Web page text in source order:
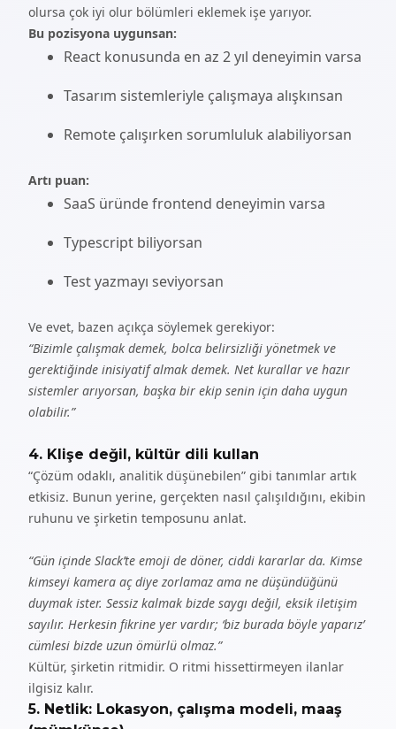
olursa çok iyi olur bölümleri eklemek işe yarıyor.
Bu pozisyona uygunsan:
React konusunda en az 2 yıl deneyimin varsa
Tasarım sistemleriyle çalışmaya alışkınsan
Remote çalışırken sorumluluk alabiliyorsan
Artı puan:
SaaS üründe frontend deneyimin varsa
Typescript biliyorsan
Test yazmayı seviyorsan
Ve evet, bazen açıkça söylemek gerekiyor:
“Bizimle çalışmak demek, bolca belirsizliği yönetmek ve
gerektiğinde inisiyatif almak demek. Net kurallar ve hazır
sistemler arıyorsan, başka bir ekip senin için daha uygun
olabilir.”
4. Klişe değil, kültür dili kullan
“Çözüm odaklı, analitik düşünebilen” gibi tanımlar artık
etkisiz. Bunun yerine, gerçekten nasıl çalışıldığını, ekibin
ruhunu ve şirketin temposunu anlat.
“Gün içinde Slack’te emoji de döner, ciddi kararlar da. Kimse
kimseyi kamera aç diye zorlamaz ama ne düşündüğünü
duymak ister. Sessiz kalmak bizde saygı değil, eksik iletişim
sayılır. Herkesin fikrine yer vardır; ‘biz burada böyle yaparız’
cümlesi bizde uzun ömürlü olmaz.”
Kültür, şirketin ritmidir. O ritmi hissettirmeyen ilanlar
ilgisiz kalır.
5. Netlik: Lokasyon, çalışma modeli, maaş